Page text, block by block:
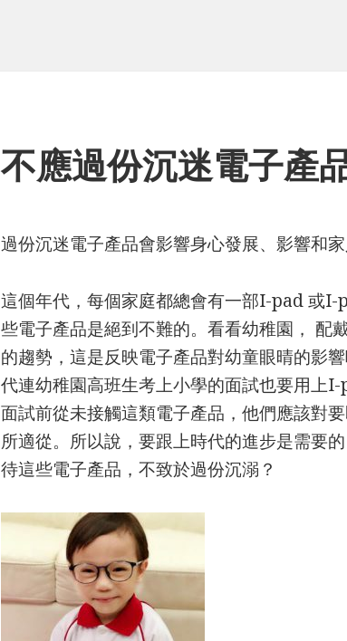
不應過份沉迷電子產
過份沉迷電子產品會影響身心發展、影響和
這個年代，每個家庭都總會有一部I-pad 或I-
些電子產品是絕到不難的。看看幼稚園， 配
的趨勢，這是反映電子產品對幼童眼晴的影
代連幼稚園高班生考上小學的面試也要用上
面試前從未接觸這類電子產品，他們應該對
所適從。所以說，要跟上時代的進步是需要
待這些電子產品，不致於過份沉溺？